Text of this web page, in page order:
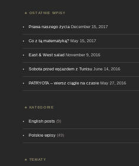
OSTATNIE WPISY
Prawa naszego życia December 15, 2017
Co z tą matematyką? May 15, 2017
East & West salad November 9, 2016
Sobota przed wyjazdem z Tunisu June 14, 2016
PATRYOTA – wiersz ciągle na czasie May 27, 2016
KATEGORIE
English posts (9)
Polskie wpisy (49)
TEMATY